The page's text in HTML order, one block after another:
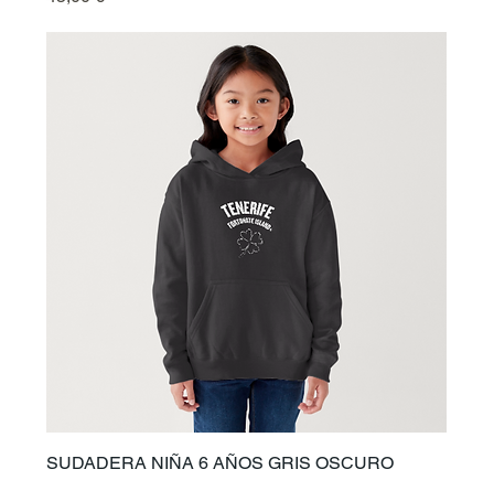
SUDADERA NIÑA 6 AÑOS GRIS OSCURO